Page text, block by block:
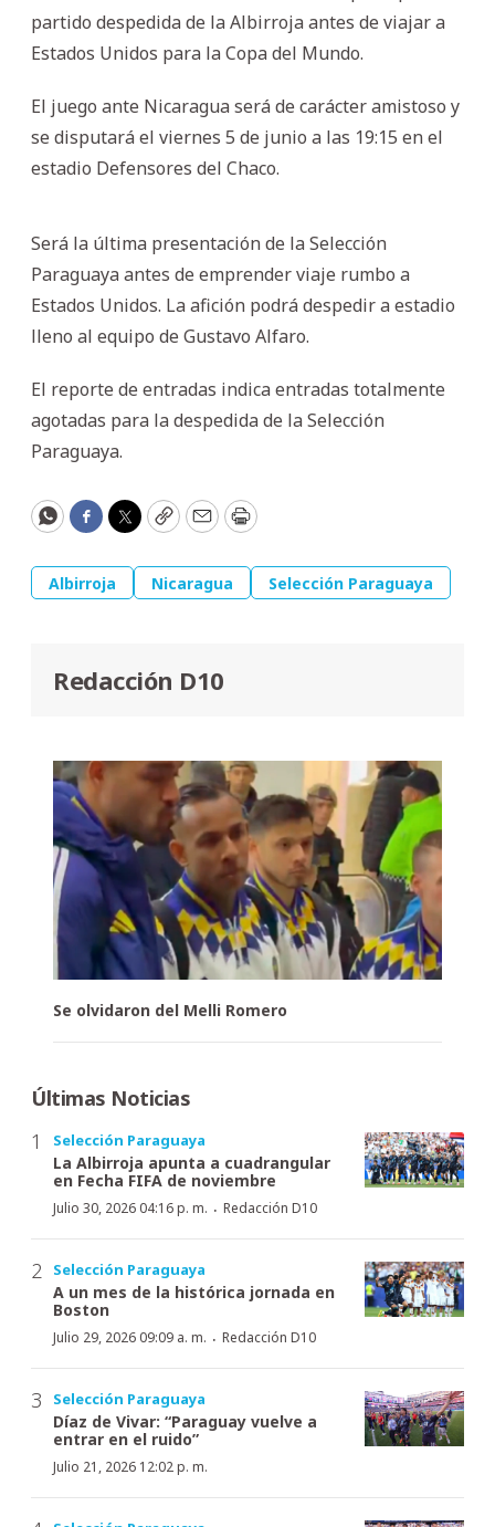
partido despedida de la Albirroja antes de viajar a
Estados Unidos para la Copa del Mundo.
El juego ante Nicaragua será de carácter amistoso y
se disputará el viernes 5 de junio a las 19:15 en el
estadio Defensores del Chaco.
Será la última presentación de la Selección
Paraguaya antes de emprender viaje rumbo a
Estados Unidos. La afición podrá despedir a estadio
lleno al equipo de Gustavo Alfaro.
El reporte de entradas indica entradas totalmente
agotadas para la despedida de la Selección
Paraguaya.
WhatsApp
Facebook
Twitter
CopyEmailPrint
Albirroja Nicaragua Selección Paraguaya
Redacción D10
Se olvidaron del Melli Romero
Últimas Noticias
Selección Paraguaya
La Albirroja apunta a cuadrangular
en Fecha FIFA de noviembre
Julio 30, 2026 04:16 p. m. · Redacción D10
Selección Paraguaya
A un mes de la histórica jornada en
Boston
Julio 29, 2026 09:09 a. m. · Redacción D10
Selección Paraguaya
Díaz de Vivar: “Paraguay vuelve a
entrar en el ruido”
Julio 21, 2026 12:02 p. m.